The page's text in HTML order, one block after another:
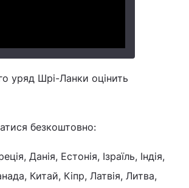
уряд Шрі-Ланки оцінить
безкоштовно:
Данія, Естонія, Ізраїль, Індія,
Китай, Кіпр, Латвія, Литва,